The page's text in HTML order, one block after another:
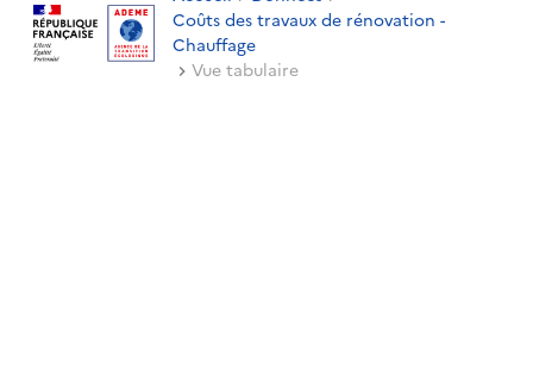
Coûts des travaux de rénovation -
Chauffage
Vue tabulaire